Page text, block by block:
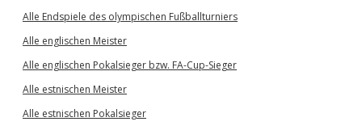
Alle Endspiele des olympischen Fußballturniers
Alle englischen Meister
Alle englischen Pokalsieger bzw. FA-Cup-Sieger
Alle estnischen Meister
Alle estnischen Pokalsieger